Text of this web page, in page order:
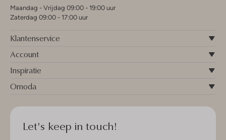
Maandag - Vrijdag 09:00 - 19:00 uur
Zaterdag 09:00 - 17:00 uur
Klantenservice
Account
Inspiratie
Omoda
Let's keep in touch!